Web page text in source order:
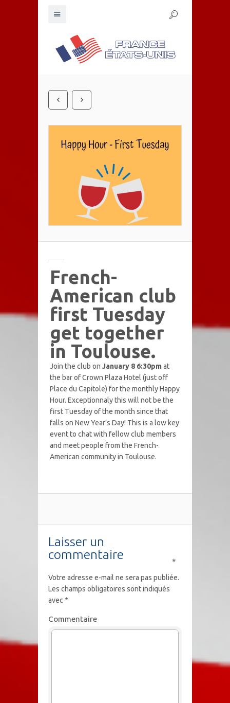
French-
American club
first Tuesday
get together
in Toulouse.
Join the club on January 8 6:30pm at
the bar of Crown Plaza Hotel (just off
Place du Capitole) for the monthly Happy
Hour. Exceptionnaly this will not be the
first Tuesday of the month since that
falls on New Year’s Day! This is a low key
event to chat with fellow club members
and meet people from the French-
American community in Toulouse.
Laisser un
commentaire
Votre adresse e-mail ne sera pas publiée.
Les champs obligatoires sont indiqués
avec *
Commentaire
*